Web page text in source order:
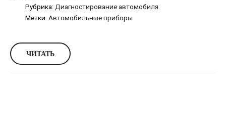
Рубрика: Диагностирование автомобиля
Метки: Автомобильные приборы
ЧИТАТЬ